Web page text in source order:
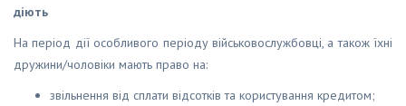
діють
На період дії особливого періоду військовослужбовці, а також їхні
дружини/чоловіки мають право на:
звільнення від сплати відсотків та користування кредитом;